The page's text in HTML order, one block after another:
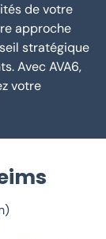
de votre
approche
stratégique
Avec AVA6,
votre